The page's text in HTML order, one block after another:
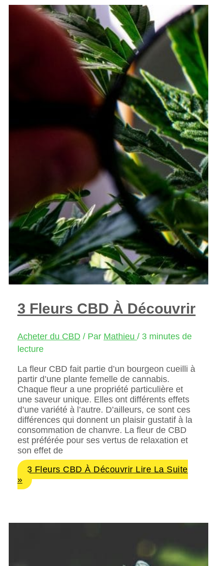
3 Fleurs CBD À Découvrir
Acheter du CBD / Par Mathieu / 3 minutes de
lecture
La fleur CBD fait partie d’un bourgeon cueilli à
partir d’une plante femelle de cannabis.
Chaque fleur a une propriété particulière et
une saveur unique. Elles ont différents effets
d’une variété à l’autre. D’ailleurs, ce sont ces
différences qui donnent un plaisir gustatif à la
consommation de chanvre. La fleur de CBD
est préférée pour ses vertus de relaxation et
son effet de
3 Fleurs CBD À Découvrir Lire La Suite
»